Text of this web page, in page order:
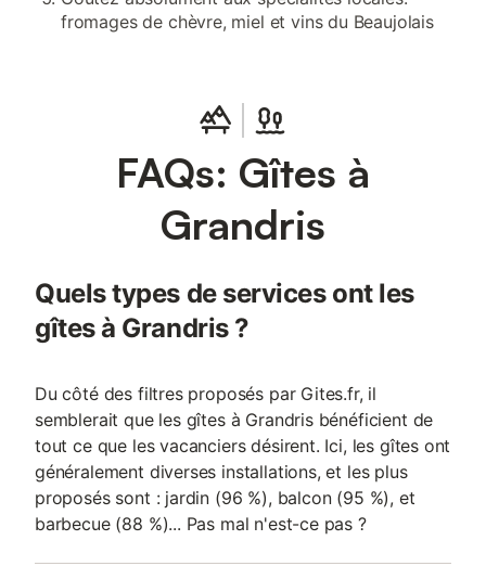
fromages de chèvre, miel et vins du Beaujolais
FAQs: Gîtes à
Grandris
Quels types de services ont les
gîtes à Grandris ?
Du côté des filtres proposés par Gites.fr, il
semblerait que les gîtes à Grandris bénéficient de
tout ce que les vacanciers désirent. Ici, les gîtes ont
généralement diverses installations, et les plus
proposés sont : jardin (96 %), balcon (95 %), et
barbecue (88 %)... Pas mal n'est-ce pas ?